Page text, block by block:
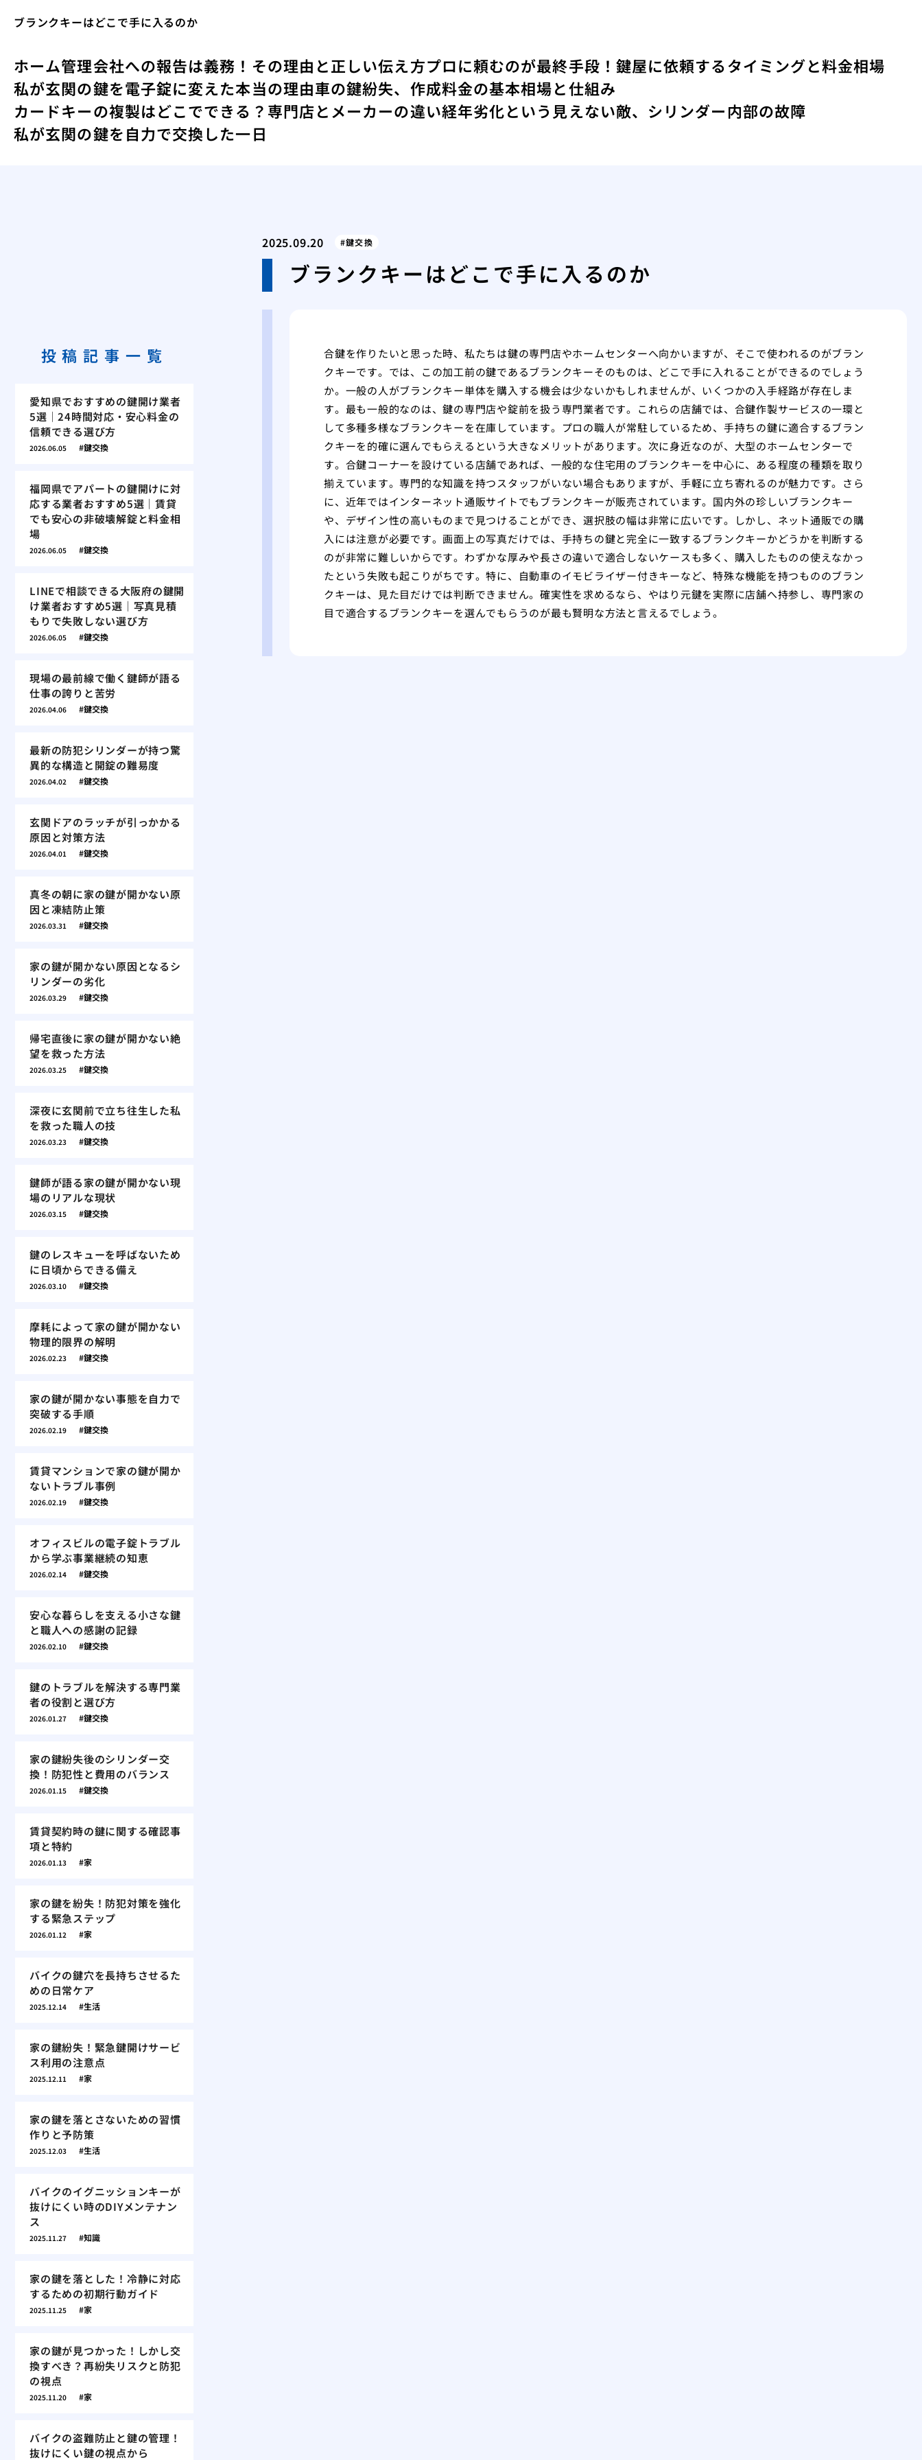
ブランクキーはどこで手に入るのか
ホーム管理会社への報告は義務！その理由と正しい伝え方プロに頼むのが最終手段！鍵屋に依頼するタイミングと料金相場
私が玄関の鍵を電子錠に変えた本当の理由車の鍵紛失、作成料金の基本相場と仕組み
カードキーの複製はどこでできる？専門店とメーカーの違い経年劣化という見えない敵、シリンダー内部の故障
私が玄関の鍵を自力で交換した一日
2025.09.20 鍵交換
ブランクキーはどこで手に入るのか
合鍵を作りたいと思った時、私たちは鍵の専門店やホームセンターへ向かいますが、そこで使われるのがブラン
クキーです。では、この加工前の鍵であるブランクキーそのものは、どこで手に入れることができるのでしょう
か。一般の人がブランクキー単体を購入する機会は少ないかもしれませんが、いくつかの入手経路が存在しま
す。最も一般的なのは、鍵の専門店や錠前を扱う専門業者です。これらの店舗では、合鍵作製サービスの一環と
して多種多様なブランクキーを在庫しています。プロの職人が常駐しているため、手持ちの鍵に適合するブラン
クキーを的確に選んでもらえるという大きなメリットがあります。次に身近なのが、大型のホームセンターで
す。合鍵コーナーを設けている店舗であれば、一般的な住宅用のブランクキーを中心に、ある程度の種類を取り
揃えています。専門的な知識を持つスタッフがいない場合もありますが、手軽に立ち寄れるのが魅力です。さら
に、近年ではインターネット通販サイトでもブランクキーが販売されています。国内外の珍しいブランクキー
や、デザイン性の高いものまで見つけることができ、選択肢の幅は非常に広いです。しかし、ネット通販での購
入には注意が必要です。画面上の写真だけでは、手持ちの鍵と完全に一致するブランクキーかどうかを判断する
のが非常に難しいからです。わずかな厚みや長さの違いで適合しないケースも多く、購入したものの使えなかっ
たという失敗も起こりがちです。特に、自動車のイモビライザー付きキーなど、特殊な機能を持つもののブラン
クキーは、見た目だけでは判断できません。確実性を求めるなら、やはり元鍵を実際に店舗へ持参し、専門家の
目で適合するブランクキーを選んでもらうのが最も賢明な方法と言えるでしょう。
投稿記事一覧
愛知県でおすすめの鍵開け業者
5選｜24時間対応・安心料金の
信頼できる選び方
2026.06.05 鍵交換
福岡県でアパートの鍵開けに対
応する業者おすすめ5選｜賃貸
でも安心の非破壊解錠と料金相
場
2026.06.05 鍵交換
LINEで相談できる大阪府の鍵開
け業者おすすめ5選｜写真見積
もりで失敗しない選び方
2026.06.05 鍵交換
現場の最前線で働く鍵師が語る
仕事の誇りと苦労
2026.04.06 鍵交換
最新の防犯シリンダーが持つ驚
異的な構造と開錠の難易度
2026.04.02 鍵交換
玄関ドアのラッチが引っかかる
原因と対策方法
2026.04.01 鍵交換
真冬の朝に家の鍵が開かない原
因と凍結防止策
2026.03.31 鍵交換
家の鍵が開かない原因となるシ
リンダーの劣化
2026.03.29 鍵交換
帰宅直後に家の鍵が開かない絶
望を救った方法
2026.03.25 鍵交換
深夜に玄関前で立ち往生した私
を救った職人の技
2026.03.23 鍵交換
鍵師が語る家の鍵が開かない現
場のリアルな現状
2026.03.15 鍵交換
鍵のレスキューを呼ばないため
に日頃からできる備え
2026.03.10 鍵交換
摩耗によって家の鍵が開かない
物理的限界の解明
2026.02.23 鍵交換
家の鍵が開かない事態を自力で
突破する手順
2026.02.19 鍵交換
賃貸マンションで家の鍵が開か
ないトラブル事例
2026.02.19 鍵交換
オフィスビルの電子錠トラブル
から学ぶ事業継続の知恵
2026.02.14 鍵交換
安心な暮らしを支える小さな鍵
と職人への感謝の記録
2026.02.10 鍵交換
鍵のトラブルを解決する専門業
者の役割と選び方
2026.01.27 鍵交換
家の鍵紛失後のシリンダー交
換！防犯性と費用のバランス
2026.01.15 鍵交換
賃貸契約時の鍵に関する確認事
項と特約
2026.01.13 家
家の鍵を紛失！防犯対策を強化
する緊急ステップ
2026.01.12 家
バイクの鍵穴を長持ちさせるた
めの日常ケア
2025.12.14 生活
家の鍵紛失！緊急鍵開けサービ
ス利用の注意点
2025.12.11 家
家の鍵を落とさないための習慣
作りと予防策
2025.12.03 生活
バイクのイグニッションキーが
抜けにくい時のDIYメンテナン
ス
2025.11.27 知識
家の鍵を落とした！冷静に対応
するための初期行動ガイド
2025.11.25 家
家の鍵が見つかった！しかし交
換すべき？再紛失リスクと防犯
の視点
2025.11.20 家
バイクの盗難防止と鍵の管理！
抜けにくい鍵の視点から